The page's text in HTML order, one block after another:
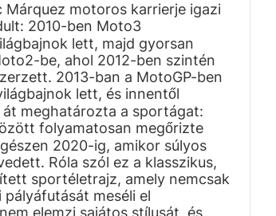
Márquez motoros karrierje igazi
2010-ben Moto3
lett, majd gyorsan
be, ahol 2012-ben szintén
2013-ban a MotoGP-ben
lett, és innentől
át meghatározta a sportágat:
folyamatosan megőrizte
2020-ig, amikor súlyos
Róla szól ez a klasszikus,
sportéletrajz, amely nemcsak
pályáfutását meséli el
elemzi sajátos stílusát, és